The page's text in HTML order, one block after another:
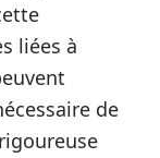
liées à
de